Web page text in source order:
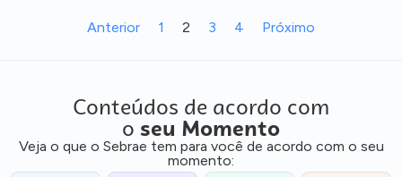
Anterior 1 2 3 4 Próximo
Conteúdos de acordo com
o seu Momento
Veja o que o Sebrae tem para você de acordo com o seu
momento: